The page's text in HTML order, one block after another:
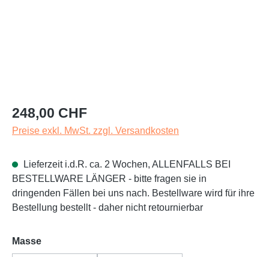
Regulärer Preis:
248,00 CHF
Preise exkl. MwSt. zzgl. Versandkosten
Lieferzeit i.d.R. ca. 2 Wochen, ALLENFALLS BEI
BESTELLWARE LÄNGER - bitte fragen sie in
dringenden Fällen bei uns nach. Bestellware wird für ihre
Bestellung bestellt - daher nicht retournierbar
Masseauswählen